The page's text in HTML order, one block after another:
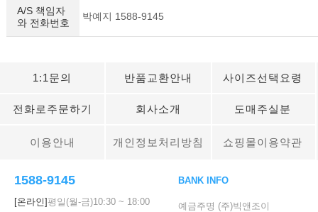
A/S 책임자
와 전화번호
박예지 1588-9145
1:1문의 반품교환안내 사이즈선택요령
전화로주문하기 회사소개 도매주실분
이용안내 개인정보처리방침 쇼핑몰이용약관
1588-9145
[온라인]평일(월-금)10:30 ~ 18:00
BANK INFO
예금주명 (주)빅앤조이